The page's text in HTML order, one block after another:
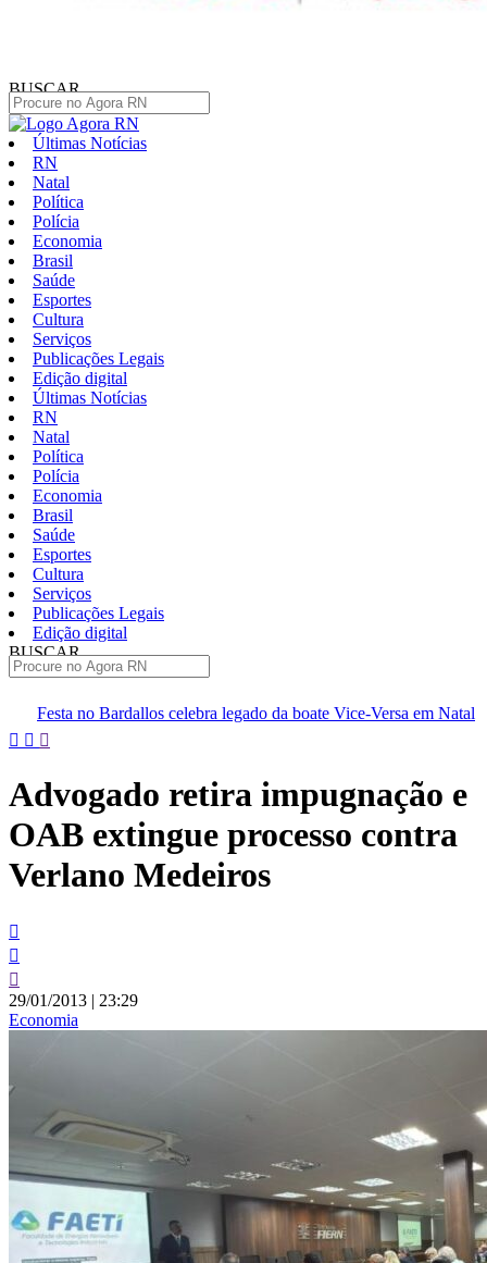
BUSCAR
Últimas Notícias
RN
Natal
Política
Polícia
Economia
Brasil
Saúde
Esportes
Cultura
Serviços
Publicações Legais
Edição digital
Últimas Notícias
RN
Natal
Política
Polícia
Economia
Brasil
Saúde
Esportes
Cultura
Serviços
Publicações Legais
Edição digital
BUSCAR
celebra legado da boate Vice-Versa em Natal
Documentário
Pular
conteúdo
Advogado retira impugnação e
OAB extingue processo contra
Verlano Medeiros
29/01/2013 | 23:29
Economia